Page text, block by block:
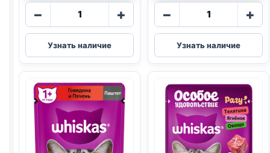
−
Количество
Whiskas
(ГОВЯДИНА,
ЯГНЕНОК)
+
Узнать наличие
−
Количество
Whiskas
(КОТЯТА,
КУРИЦА)
75г
+
Узнать наличие